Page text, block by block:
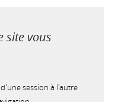
site vous
session à l'autre